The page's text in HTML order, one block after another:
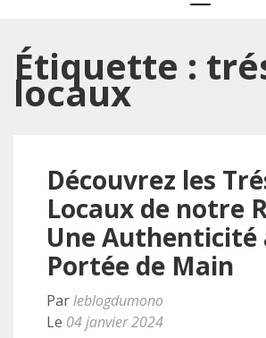
Étiquette :
locaux
Découvrez les
Locaux de notre
Une Authenticité
Portée de Main
Parleblogdumono
Le 04 janvier 2024